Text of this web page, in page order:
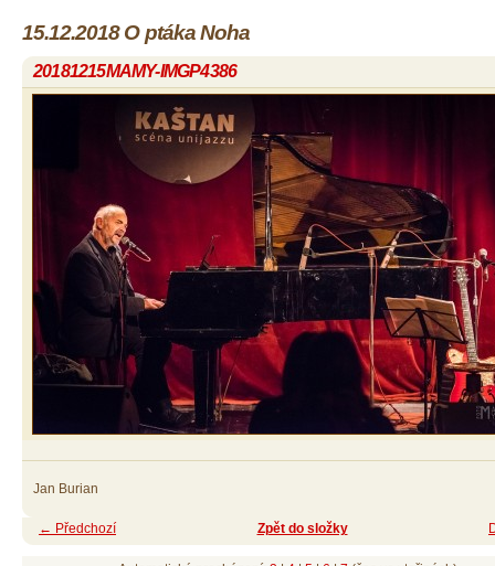
15.12.2018 O ptáka Noha
20181215MAMY-IMGP4386
Jan Burian
← Předchozí Zpět do složky